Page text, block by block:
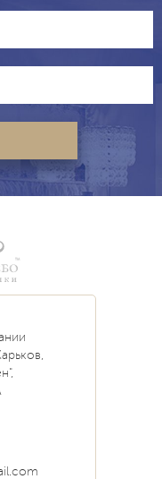
Контакты